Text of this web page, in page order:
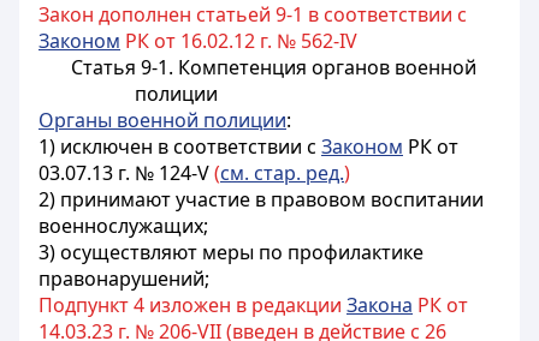
Закон дополнен статьей 9-1 в соответствии с
Законом РК от 16.02.12 г. № 562-IV
Статья 9-1. Компетенция органов военной
полиции
Органы военной полиции:
1) исключен в соответствии с Законом РК от
03.07.13 г. № 124-V(см. стар. ред.)
2) принимают участие в правовом воспитании
военнослужащих;
3) осуществляют меры по профилактике
правонарушений;
Подпункт 4 изложен в редакции Закона РК от
14.03.23 г. № 206-VII (введен в действие с 26